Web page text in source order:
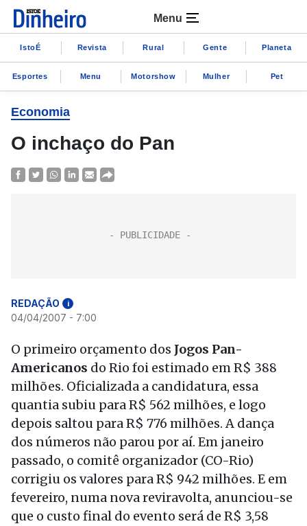
Menu
IstoÉ Revista Rural Gente Planeta
Esportes Menu Motorshow Mulher Pet
Economia
O inchaço do Pan
REDAÇÃO i
04/04/2007 - 7:00
O primeiro orçamento dos Jogos Pan-
Americanos do Rio foi estimado em R$ 388
milhões. Oficializada a candidatura, essa
quantia subiu para R$ 562 milhões, e logo
depois saltou para R$ 776 milhões. A dança
dos números não parou por aí. Em janeiro
passado, o comitê organizador (CO-Rio)
corrigiu os valores para R$ 942 milhões. E em
fevereiro, numa nova reviravolta, anunciou-se
que o custo final do evento será de R$ 3,58